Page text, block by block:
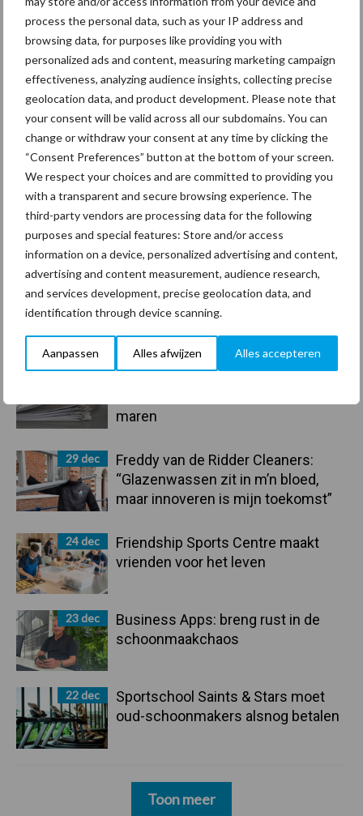
process the personal data, such as your IP address and
browsing data, for purposes like providing you with
personalized ads and content, measuring marketing campaign
effectiveness, analyzing audience insights, collecting precise
geolocation data, and product development. Please note that
your consent will be valid across all our subdomains. You can
change or withdraw your consent at any time by clicking the
“Consent Preferences” button at the bottom of your screen.
We respect your choices and are committed to providing you
with a transparent and secure browsing experience. The
third-party vendors are processing data for the following
purposes and special features: Store and/or access
information on a device, personalized advertising and content,
advertising and content measurement, audience research,
and services development, precise geolocation data, and
identification through device scanning.
Aanpassen Alles afwijzen Alles accepteren
Primaire
Sidebar
Recent nieuws Partner nieuws
30 dec
Hervorming flexibele
maren
29 dec
Freddy van de Ridder Cleaners:
“Glazenwassen zit in m’n bloed,
maar innoveren is mijn toekomst”
24 dec
Friendship Sports Centre maakt
vrienden voor het leven
23 dec
Business Apps: breng rust in de
schoonmaakchaos
22 dec
Sportschool Saints & Stars moet
oud-schoonmakers alsnog betalen
Toon meer
Thema's Vakpartners
Coronavirus UVC
Toon meer